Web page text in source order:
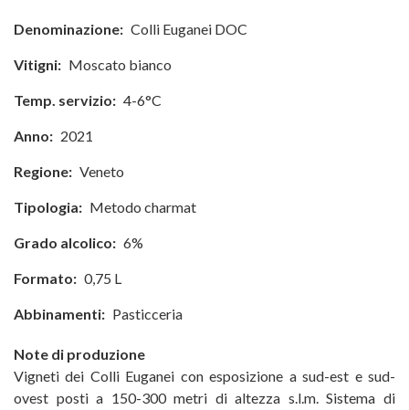
Denominazione: Colli Euganei DOC
Vitigni: Moscato bianco
Temp. servizio: 4-6°C
Anno: 2021
Regione: Veneto
Tipologia: Metodo charmat
Grado alcolico: 6%
Formato: 0,75 L
Abbinamenti: Pasticceria
Note di produzione
Vigneti dei Colli Euganei con esposizione a sud-est e sud-
ovest posti a 150-300 metri di altezza s.l.m. Sistema di